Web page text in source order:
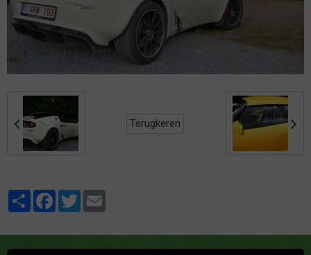
Terugkeren
PartagerFacebook
Twitter